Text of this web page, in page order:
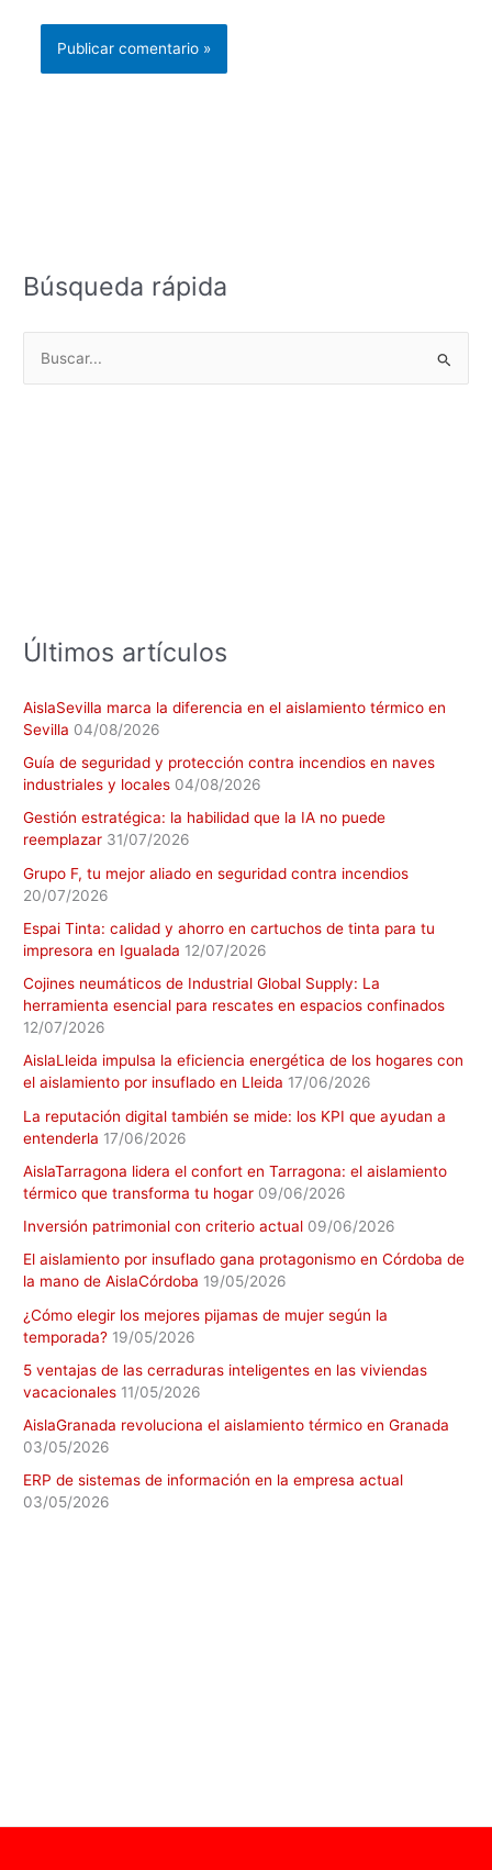
Búsqueda rápida
Últimos artículos
AislaSevilla marca la diferencia en el aislamiento térmico en
Sevilla 04/08/2026
Guía de seguridad y protección contra incendios en naves
industriales y locales 04/08/2026
Gestión estratégica: la habilidad que la IA no puede
reemplazar 31/07/2026
Grupo F, tu mejor aliado en seguridad contra incendios
20/07/2026
Espai Tinta: calidad y ahorro en cartuchos de tinta para tu
impresora en Igualada 12/07/2026
Cojines neumáticos de Industrial Global Supply: La
herramienta esencial para rescates en espacios confinados
12/07/2026
AislaLleida impulsa la eficiencia energética de los hogares con
el aislamiento por insuflado en Lleida 17/06/2026
La reputación digital también se mide: los KPI que ayudan a
entenderla 17/06/2026
AislaTarragona lidera el confort en Tarragona: el aislamiento
térmico que transforma tu hogar 09/06/2026
Inversión patrimonial con criterio actual 09/06/2026
El aislamiento por insuflado gana protagonismo en Córdoba de
la mano de AislaCórdoba 19/05/2026
¿Cómo elegir los mejores pijamas de mujer según la
temporada? 19/05/2026
5 ventajas de las cerraduras inteligentes en las viviendas
vacacionales 11/05/2026
AislaGranada revoluciona el aislamiento térmico en Granada
03/05/2026
ERP de sistemas de información en la empresa actual
03/05/2026